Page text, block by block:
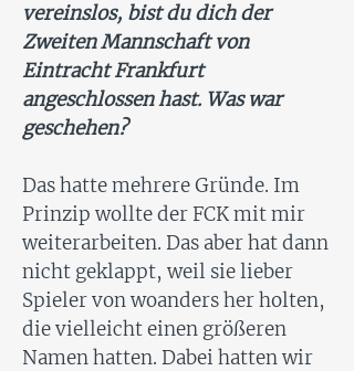
vereinslos, bist du dich der
Zweiten Mannschaft von
Eintracht Frankfurt
angeschlossen hast. Was war
geschehen?
Das hatte mehrere Gründe. Im
Prinzip wollte der FCK mit mir
weiterarbeiten. Das aber hat dann
nicht geklappt, weil sie lieber
Spieler von woanders her holten,
die vielleicht einen größeren
Namen hatten. Dabei hatten wir